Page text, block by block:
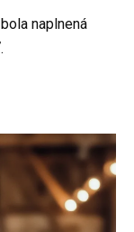
naplnená